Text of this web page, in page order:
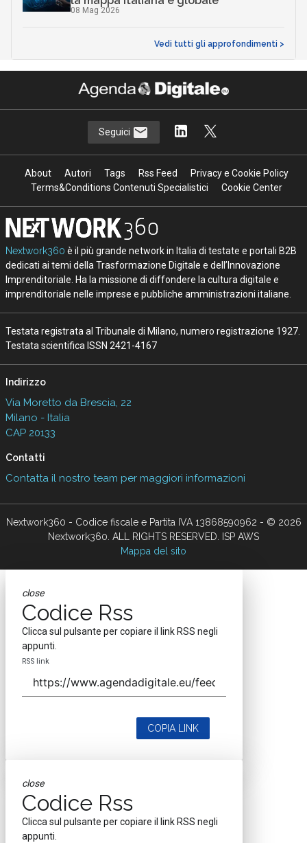
08 Mag 2026
Vedi tutti gli approfondimenti >
Seguici
About Autori Tags Rss Feed
Privacy e Cookie Policy
Terms&Conditions Contenuti Specialistici
Cookie Center
Nextwork360 è il più grande network in Italia di testate e portali B2B
dedicati ai temi della Trasformazione Digitale e dell’Innovazione
Imprenditoriale. Ha la missione di diffondere la cultura digitale e
imprenditoriale nelle imprese e pubbliche amministrazioni italiane.
Testata registrata al Tribunale di Milano, numero registrazione 1927.
Testata scientifica ISSN 2421-4167
Indirizzo
Via Moretto da Brescia, 22
Milano - Italia
CAP 20133
Contatti
Contatta il nostro team per maggiori informazioni
Nextwork360 - Codice fiscale e Partita IVA 13868590962 - © 2026
Nextwork360. ALL RIGHTS RESERVED. ISP AWS
Mappa del sito
close
Codice Rss
Clicca sul pulsante per copiare il link RSS negli
appunti.
RSS link
COPIA LINK
close
Codice Rss
Clicca sul pulsante per copiare il link RSS negli
appunti.